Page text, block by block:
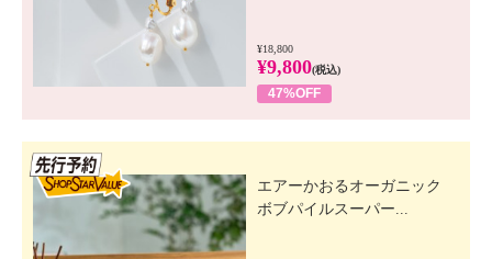
¥18,800
¥9,800(税込)
47%OFF
エアーかおるオーガニック
ボブパイルスーパー...